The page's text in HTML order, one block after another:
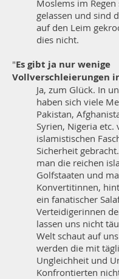
Moslems im Regen
gelassen und sind
auf den Leim
dies nicht.
"Es gibt ja nur wenige
Vollverschleierungen
Ja, zum Glück. In
haben sich viele
Pakistan,
Syrien, Nigeria etc.
islamistischen
Sicherheit
man die reichen
Golfstaaten und
Konvertitinnen,
ein fanatischer
Verteidigerinnen
lassen uns nicht
Welt schaut auf
werden die mit
Ungleichheit und
Konfrontierten